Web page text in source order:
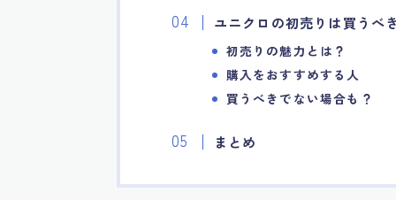
ユニクロの初売りは買うべ
初売りの魅力とは？
購入をおすすめする人
買うべきでない場合も？
まとめ